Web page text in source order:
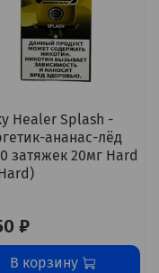
Healer Splash -
ананас-лёд
затяжек 20мг Hard
₽
В корзину